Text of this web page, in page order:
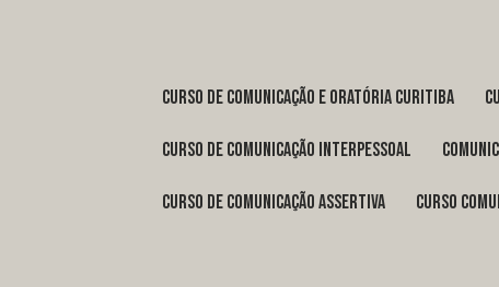
curso de comunicação e oratória Curitiba
curso de comunicação interpessoal
curso de comunicação assertiva curso